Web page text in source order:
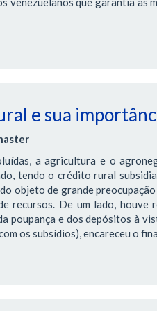
e sua
a agricultura e o
tendo o crédito rural
objeto de grande
recursos. De um lado, houve
poupança e dos depósitos à
os subsídios), encareceu o